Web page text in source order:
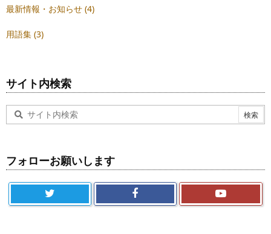
最新情報・お知らせ (4)
用語集 (3)
サイト内検索
フォローお願いします